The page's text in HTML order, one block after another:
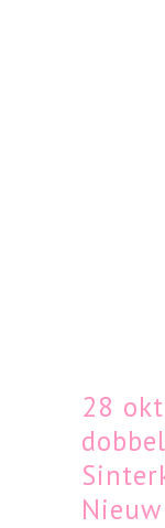
28 okt
Nieuw